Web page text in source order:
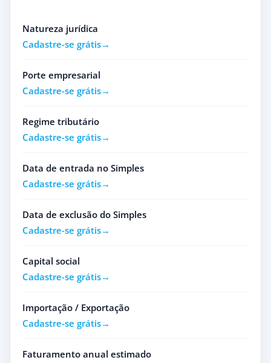
Natureza jurídica
Cadastre-se grátis
Porte empresarial
Cadastre-se grátis
Regime tributário
Cadastre-se grátis
Data de entrada no Simples
Cadastre-se grátis
Data de exclusão do Simples
Cadastre-se grátis
Capital social
Cadastre-se grátis
Importação / Exportação
Cadastre-se grátis
Faturamento anual estimado